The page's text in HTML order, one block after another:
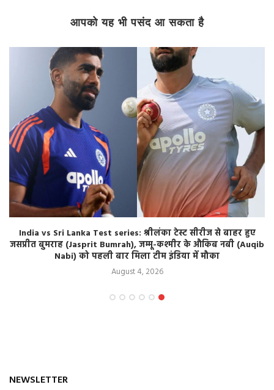
आपको यह भी पसंद आ सकता है
India vs Sri Lanka Test series: श्रीलंका टेस्ट सीरीज से बाहर हुए
जसप्रीत बुमराह (Jasprit Bumrah), जम्मू-कश्मीर के औकिब नबी (Auqib
Nabi) को पहली बार मिला टीम इंडिया में मौका
August 4, 2026
NEWSLETTER